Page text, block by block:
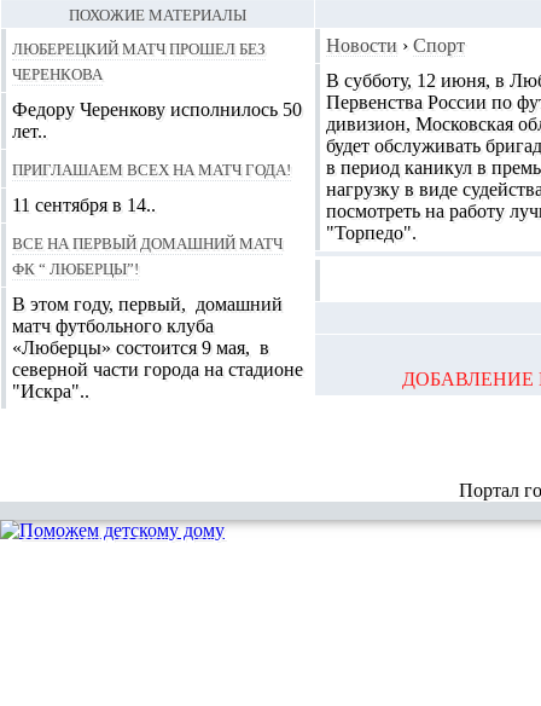
Новости › Спорт
В субботу, 12 июня, в
Первенства России по
дивизион, Московская
будет обслуживать
в период каникул в
нагрузку в виде
посмотреть на работу
"Торпедо".
ДОБАВЛЕНИЕ
ПОХОЖИЕ МАТЕРИАЛЫ
Люберецкий матч прошел без
Черенкова
Федору Черенкову исполнилось 50
лет..
Приглашаем всех на матч года!
11 сентября в 14..
Все на первый домашний матч
ФК “ Люберцы”!
В этом году, первый, домашний
матч футбольного клуба
«Люберцы» состоится 9 мая, в
северной части города на стадионе
"Искра"..
Портал